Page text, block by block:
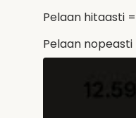
Pelaan hitaasti
Pelaan